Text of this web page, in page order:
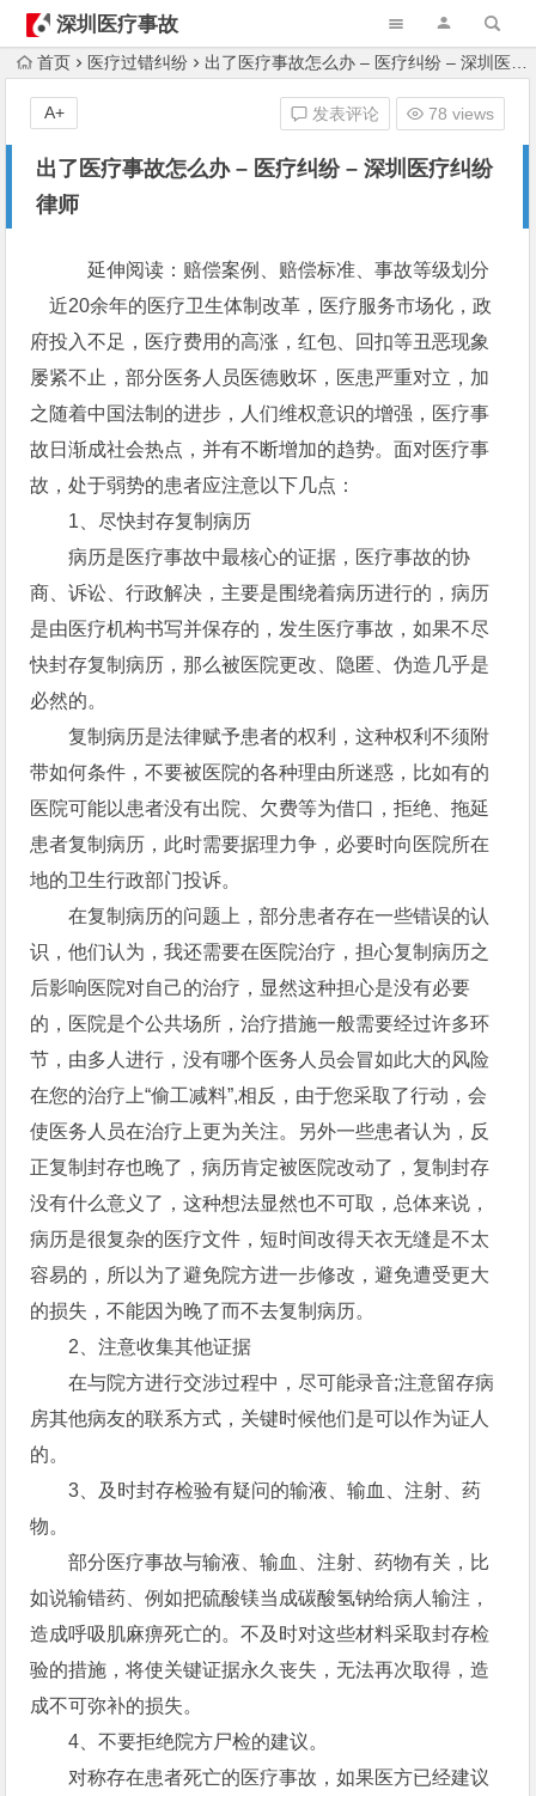
深圳医疗事故
律师
首页 医疗过错纠纷 出了医疗事故怎么办 – 医疗纠纷 – 深圳医疗纠纷律师
出了医疗事故怎么办 – 医疗纠纷 – 深圳医疗纠纷
律师
发表评论 78 views
A+
延伸阅读：赔偿案例、赔偿标准、事故等级划分
近20余年的医疗卫生体制改革，医疗服务市场化，政
府投入不足，医疗费用的高涨，红包、回扣等丑恶现象
屡紧不止，部分医务人员医德败坏，医患严重对立，加
之随着中国法制的进步，人们维权意识的增强，医疗事
故日渐成社会热点，并有不断增加的趋势。面对医疗事
故，处于弱势的患者应注意以下几点：
1、尽快封存复制病历
病历是医疗事故中最核心的证据，医疗事故的协
商、诉讼、行政解决，主要是围绕着病历进行的，病历
是由医疗机构书写并保存的，发生医疗事故，如果不尽
快封存复制病历，那么被医院更改、隐匿、伪造几乎是
必然的。
复制病历是法律赋予患者的权利，这种权利不须附
带如何条件，不要被医院的各种理由所迷惑，比如有的
医院可能以患者没有出院、欠费等为借口，拒绝、拖延
患者复制病历，此时需要据理力争，必要时向医院所在
地的卫生行政部门投诉。
在复制病历的问题上，部分患者存在一些错误的认
识，他们认为，我还需要在医院治疗，担心复制病历之
后影响医院对自己的治疗，显然这种担心是没有必要
的，医院是个公共场所，治疗措施一般需要经过许多环
节，由多人进行，没有哪个医务人员会冒如此大的风险
在您的治疗上“偷工减料”,相反，由于您采取了行动，会
使医务人员在治疗上更为关注。另外一些患者认为，反
正复制封存也晚了，病历肯定被医院改动了，复制封存
没有什么意义了，这种想法显然也不可取，总体来说，
病历是很复杂的医疗文件，短时间改得天衣无缝是不太
容易的，所以为了避免院方进一步修改，避免遭受更大
的损失，不能因为晚了而不去复制病历。
2、注意收集其他证据
在与院方进行交涉过程中，尽可能录音;注意留存病
房其他病友的联系方式，关键时候他们是可以作为证人
的。
3、及时封存检验有疑问的输液、输血、注射、药
物。
部分医疗事故与输液、输血、注射、药物有关，比
如说输错药、例如把硫酸镁当成碳酸氢钠给病人输注，
造成呼吸肌麻痹死亡的。不及时对这些材料采取封存检
验的措施，将使关键证据永久丧失，无法再次取得，造
成不可弥补的损失。
4、不要拒绝院方尸检的建议。
对称存在患者死亡的医疗事故，如果医方已经建议